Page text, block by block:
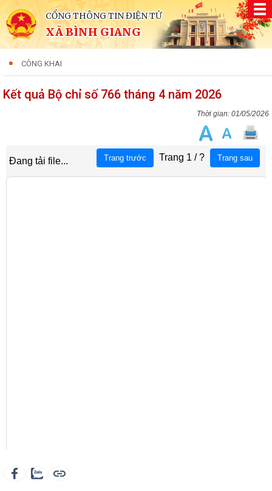
CỔNG THÔNG TIN ĐIỆN TỬ
XÃ BÌNH GIANG
CÔNG KHAI
Kết quả Bộ chỉ số 766 tháng 4 năm 2026
01/05/2026